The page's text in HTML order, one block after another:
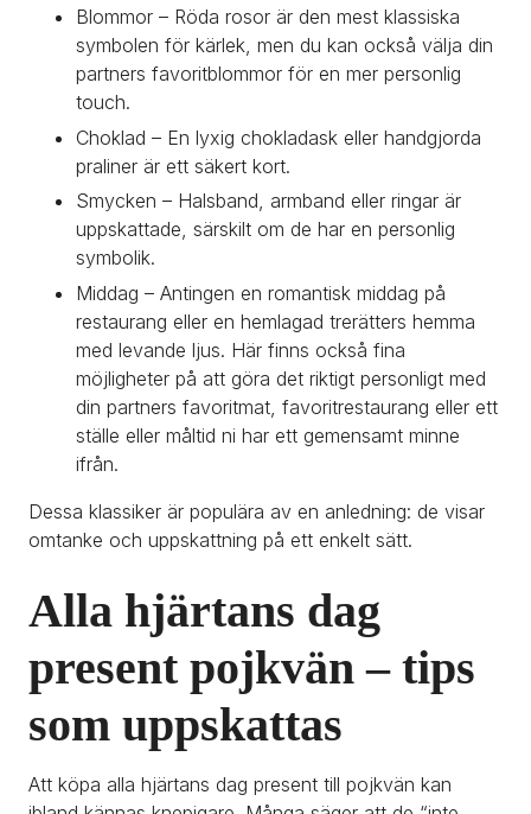
Blommor – Röda rosor är den mest klassiska
symbolen för kärlek, men du kan också välja din
partners favoritblommor för en mer personlig
touch.
Choklad – En lyxig chokladask eller handgjorda
praliner är ett säkert kort.
Smycken – Halsband, armband eller ringar är
uppskattade, särskilt om de har en personlig
symbolik.
Middag – Antingen en romantisk middag på
restaurang eller en hemlagad trerätters hemma
med levande ljus. Här finns också fina
möjligheter på att göra det riktigt personligt med
din partners favoritmat, favoritrestaurang eller ett
ställe eller måltid ni har ett gemensamt minne
ifrån.
Dessa klassiker är populära av en anledning: de visar
omtanke och uppskattning på ett enkelt sätt.
Alla hjärtans dag
present pojkvän – tips
som uppskattas
Att köpa alla hjärtans dag present till pojkvän kan